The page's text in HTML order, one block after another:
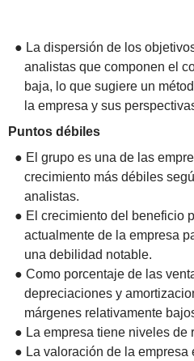
● La dispersión de los
analistas que componen el
baja, lo que sugiere un
la empresa y sus
Puntos débiles
● El grupo es una de las
crecimiento más débiles
analistas.
● El crecimiento del beneficio
actualmente de la empresa
una debilidad notable.
● Como porcentaje de las
depreciaciones y
márgenes relativamente
● La empresa tiene niveles de
● La valoración de la empresa